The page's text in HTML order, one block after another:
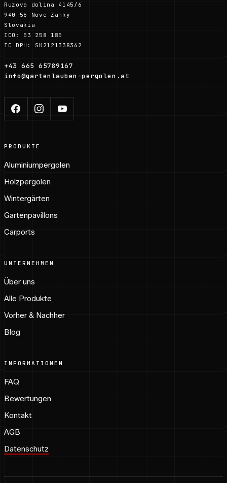
Ruzova dolina 4145/6
940 56 Nove Zamky
Slovakia
ICO: 53 258 185
IC DPH: SK2121338362
+43 665 65789167
info@gartenlauben-pergolen.at
PRODUKTE
Aluminiumpergolen
Holzpergolen
Wintergärten
Gartenpavillons
Carports
UNTERNEHMEN
Über uns
Alle Produkte
Vorher & Nachher
Blog
INFORMATIONEN
FAQ
Bewertungen
Kontakt
AGB
Datenschutz